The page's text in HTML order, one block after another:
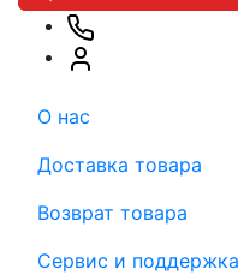
О нас
Доставка товара
Возврат товара
Сервис и поддержка